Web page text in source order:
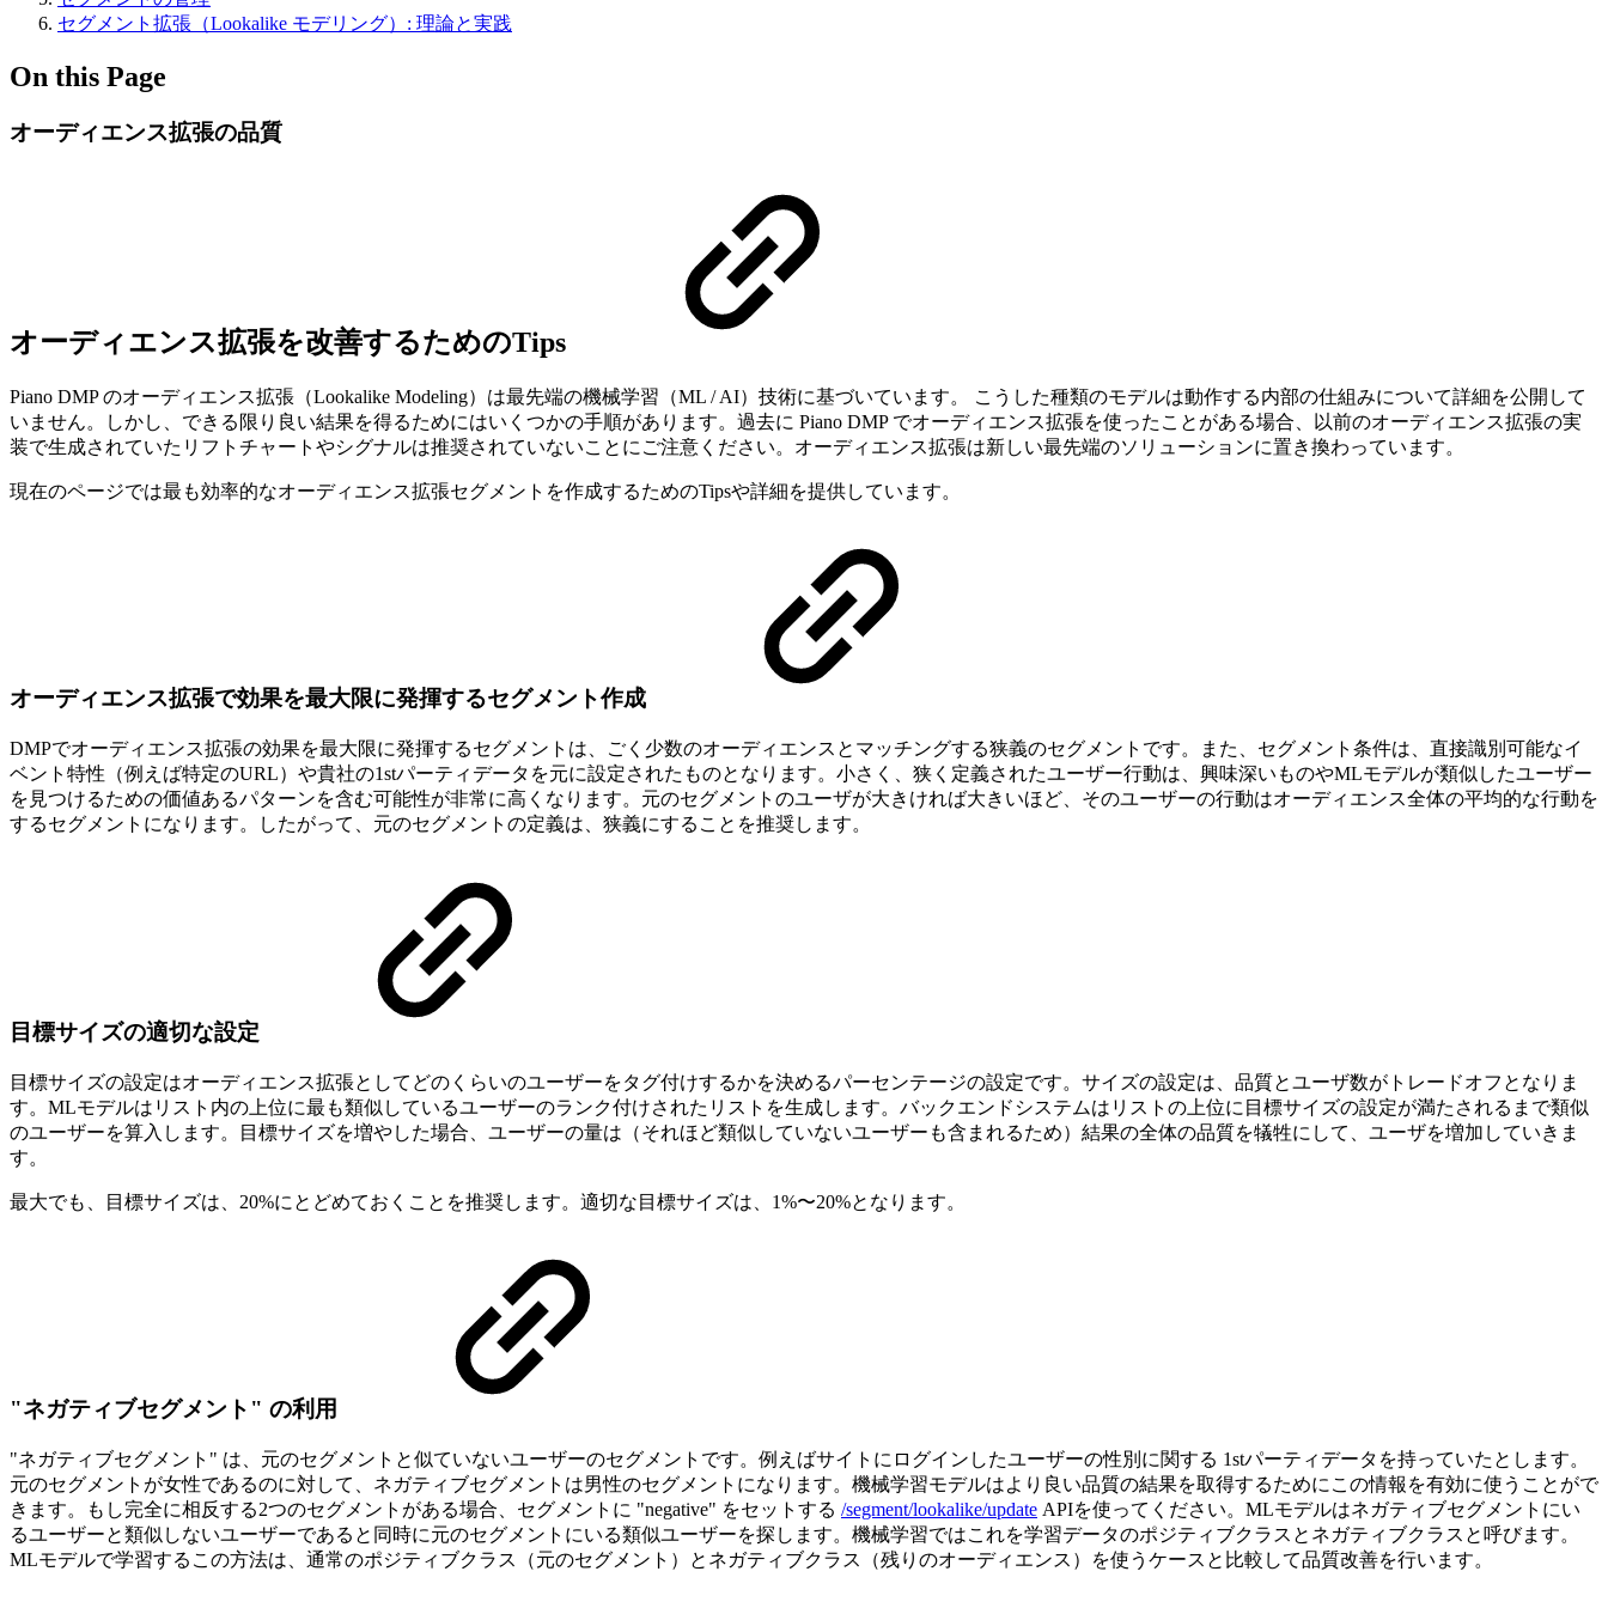
セグメント拡張（Lookalike モデリング）: 理論と実践
On this Page
オーディエンス拡張の品質
オーディエンス拡張を改善するためのTips
Piano DMP のオーディエンス拡張（Lookalike Modeling）は最先端の機械学習（ML / AI）技術に基づいています。 こうした種類のモデルは動作する内部の仕組みについて詳細を公開して
いません。しかし、できる限り良い結果を得るためにはいくつかの手順があります。過去に Piano DMP でオーディエンス拡張を使ったことがある場合、以前のオーディエンス拡張の実
装で生成されていたリフトチャートやシグナルは推奨されていないことにご注意ください。オーディエンス拡張は新しい最先端のソリューションに置き換わっています。
現在のページでは最も効率的なオーディエンス拡張セグメントを作成するためのTipsや詳細を提供しています。
オーディエンス拡張で効果を最大限に発揮するセグメント作成
DMPでオーディエンス拡張の効果を最大限に発揮するセグメントは、ごく少数のオーディエンスとマッチングする狭義のセグメントです。また、セグメント条件は、直接識別可能なイ
ベント特性（例えば特定のURL）や貴社の1stパーティデータを元に設定されたものとなります。小さく、狭く定義されたユーザー行動は、興味深いものやMLモデルが類似したユーザー
を見つけるための価値あるパターンを含む可能性が非常に高くなります。元のセグメントのユーザが大きければ大きいほど、そのユーザーの行動はオーディエンス全体の平均的な行動を
するセグメントになります。したがって、元のセグメントの定義は、狭義にすることを推奨します。
目標サイズの適切な設定
目標サイズの設定はオーディエンス拡張としてどのくらいのユーザーをタグ付けするかを決めるパーセンテージの設定です。サイズの設定は、品質とユーザ数がトレードオフとなりま
す。MLモデルはリスト内の上位に最も類似しているユーザーのランク付けされたリストを生成します。バックエンドシステムはリストの上位に目標サイズの設定が満たされるまで類似
のユーザーを算入します。目標サイズを増やした場合、ユーザーの量は（それほど類似していないユーザーも含まれるため）結果の全体の品質を犠牲にして、ユーザを増加していきま
す。
最大でも、目標サイズは、20%にとどめておくことを推奨します。適切な目標サイズは、1%〜20%となります。
"ネガティブセグメント" の利用
"ネガティブセグメント" は、元のセグメントと似ていないユーザーのセグメントです。例えばサイトにログインしたユーザーの性別に関する 1stパーティデータを持っていたとします。
元のセグメントが女性であるのに対して、ネガティブセグメントは男性のセグメントになります。機械学習モデルはより良い品質の結果を取得するためにこの情報を有効に使うことがで
きます。もし完全に相反する2つのセグメントがある場合、セグメントに "negative" をセットする /segment/lookalike/update APIを使ってください。MLモデルはネガティブセグメントにい
るユーザーと類似しないユーザーであると同時に元のセグメントにいる類似ユーザーを探します。機械学習ではこれを学習データのポジティブクラスとネガティブクラスと呼びます。
MLモデルで学習するこの方法は、通常のポジティブクラス（元のセグメント）とネガティブクラス（残りのオーディエンス）を使うケースと比較して品質改善を行います。